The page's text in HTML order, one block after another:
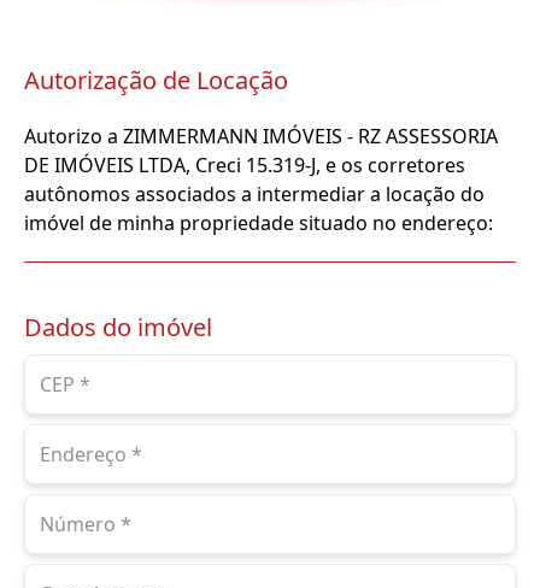
Autorização de Locação
Autorizo a ZIMMERMANN IMÓVEIS - RZ ASSESSORIA
DE IMÓVEIS LTDA, Creci 15.319-J, e os corretores
autônomos associados a intermediar a locação do
imóvel de minha propriedade situado no endereço:
Dados do imóvel